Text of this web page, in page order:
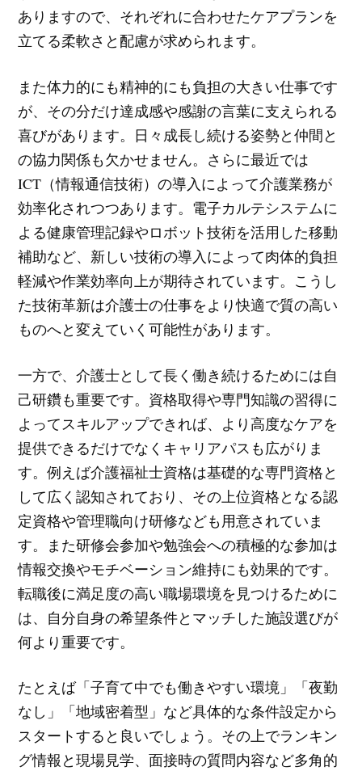
ありますので、それぞれに合わせたケアプランを
立てる柔軟さと配慮が求められます。
また体力的にも精神的にも負担の大きい仕事です
が、その分だけ達成感や感謝の言葉に支えられる
喜びがあります。日々成長し続ける姿勢と仲間と
の協力関係も欠かせません。さらに最近では
ICT（情報通信技術）の導入によって介護業務が
効率化されつつあります。電子カルテシステムに
よる健康管理記録やロボット技術を活用した移動
補助など、新しい技術の導入によって肉体的負担
軽減や作業効率向上が期待されています。こうし
た技術革新は介護士の仕事をより快適で質の高い
ものへと変えていく可能性があります。
一方で、介護士として長く働き続けるためには自
己研鑽も重要です。資格取得や専門知識の習得に
よってスキルアップできれば、より高度なケアを
提供できるだけでなくキャリアパスも広がりま
す。例えば介護福祉士資格は基礎的な専門資格と
して広く認知されており、その上位資格となる認
定資格や管理職向け研修なども用意されていま
す。また研修会参加や勉強会への積極的な参加は
情報交換やモチベーション維持にも効果的です。
転職後に満足度の高い職場環境を見つけるために
は、自分自身の希望条件とマッチした施設選びが
何より重要です。
たとえば「子育て中でも働きやすい環境」「夜勤
なし」「地域密着型」など具体的な条件設定から
スタートすると良いでしょう。その上でランキン
グ情報と現場見学、面接時の質問内容など多角的